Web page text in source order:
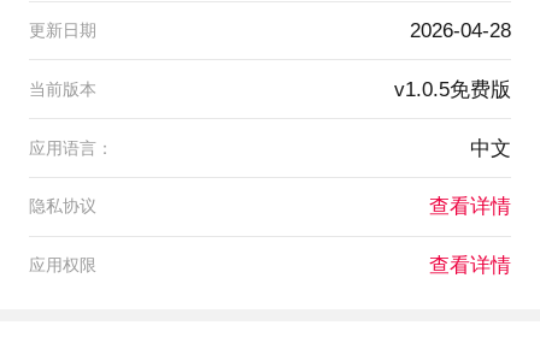
更新日期 2026-04-28
当前版本 v1.0.5免费版
应用语言： 中文
隐私协议 查看详情
应用权限 查看详情